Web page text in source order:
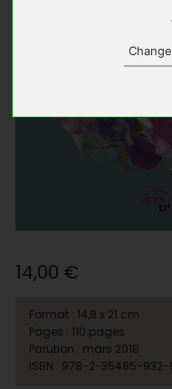
14,00 €
Format : 14,8 x 21 cm
Pages : 110 pages
Parution : mars 2018
ISBN : 978-2-35485-932-